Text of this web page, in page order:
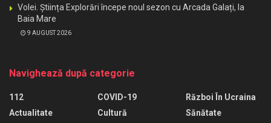
Volei. Știința Explorări începe noul sezon cu Arcada Galați, la
Baia Mare
9 AUGUST 2026
Navighează după categorie
112
Actualitate
COVID-19
Cultură
Război În Ucraina
Sănătate